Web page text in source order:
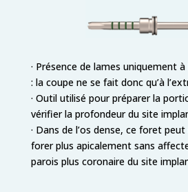
· Présence de lames uniquement
: la coupe ne se fait donc qu’à
· Outil utilisé pour préparer la
vérifier la profondeur du site
· Dans de l’os dense, ce foret
forer plus apicalement sans
parois plus coronaire du site